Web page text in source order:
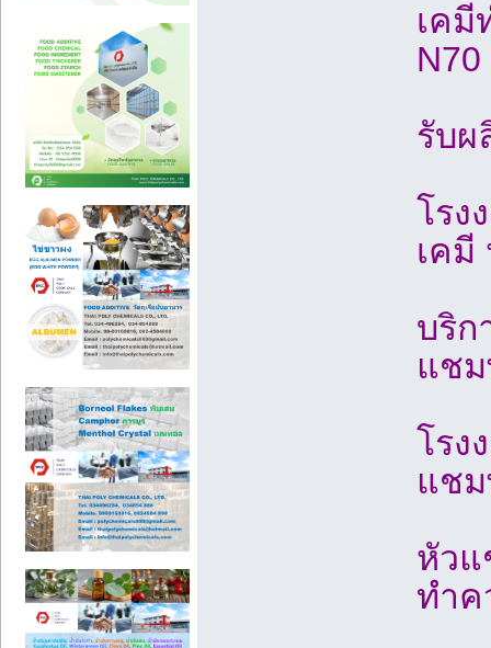
เคมี
รับผ
โรง
เคมี
บริก
แชม
โรง
แช
หัวแ
ทำค